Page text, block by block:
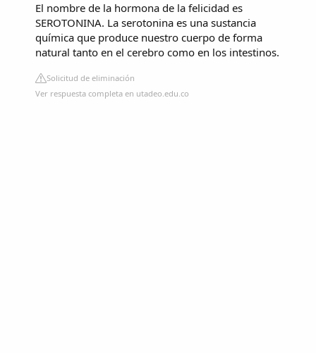
El nombre de la hormona de la felicidad es
SEROTONINA. La serotonina es una sustancia
química que produce nuestro cuerpo de forma
natural tanto en el cerebro como en los intestinos.
Solicitud de eliminación
Ver respuesta completa en utadeo.edu.co